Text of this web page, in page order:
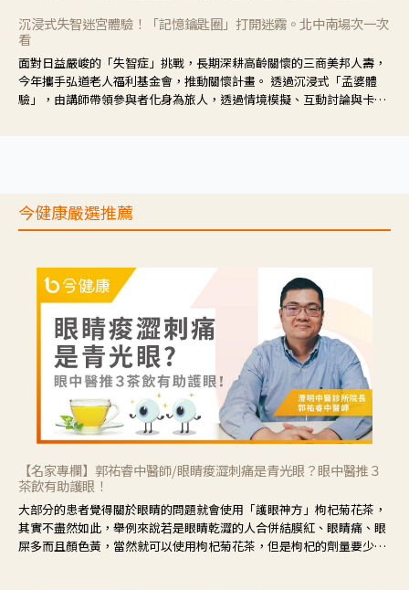
沉浸式失智迷宮體驗！「記憶鑰匙圈」打開迷霧。北中南場次一次
看
面對日益嚴峻的「失智症」挑戰，長期深耕高齡關懷的三商美邦人壽，
今年攜手弘道老人福利基金會，推動關懷計畫。 透過沉浸式「孟婆體
驗」，由講師帶領參與者化身為旅人，透過情境模擬、互動討論與卡牌
今健康嚴選推薦
【名家專欄】郭祐睿中醫師/眼睛痠澀刺痛是青光眼？眼中醫推３
茶飲有助護眼！
大部分的患者覺得關於眼睛的問題就會使用「護眼神方」枸杞菊花茶，
其實不盡然如此，舉例來說若是眼睛乾澀的人合併結膜紅、眼睛痛、眼
屎多而且顏色黃，當然就可以使用枸杞菊花茶，但是枸杞的劑量要少，